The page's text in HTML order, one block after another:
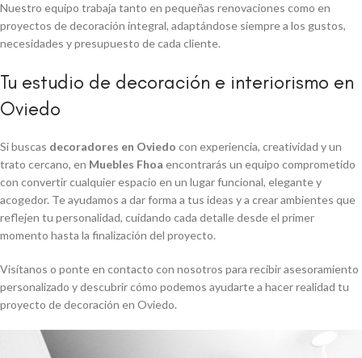
Nuestro equipo trabaja tanto en pequeñas renovaciones como en
proyectos de decoración integral, adaptándose siempre a los gustos,
necesidades y presupuesto de cada cliente.
Tu estudio de decoración e interiorismo en
Oviedo
Si buscas decoradores en Oviedo con experiencia, creatividad y un
trato cercano, en Muebles Fhoa encontrarás un equipo comprometido
con convertir cualquier espacio en un lugar funcional, elegante y
acogedor. Te ayudamos a dar forma a tus ideas y a crear ambientes que
reflejen tu personalidad, cuidando cada detalle desde el primer
momento hasta la finalización del proyecto.
Visítanos o ponte en contacto con nosotros para recibir asesoramiento
personalizado y descubrir cómo podemos ayudarte a hacer realidad tu
proyecto de decoración en Oviedo.